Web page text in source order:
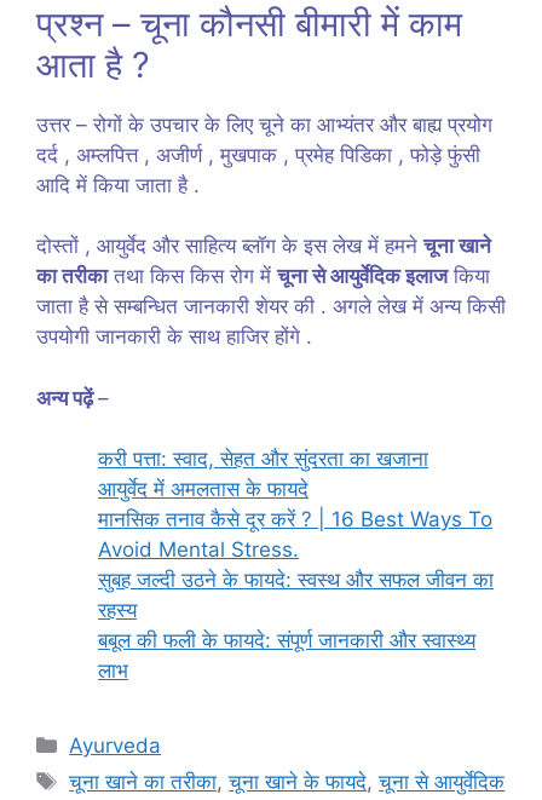
प्रश्न – चूना कौनसी बीमारी में काम
आता है ?
उत्तर – रोगों के उपचार के लिए चूने का आभ्यंतर और बाह्य प्रयोग
दर्द , अम्लपित्त , अजीर्ण , मुखपाक , प्रमेह पिडिका , फोड़े फुंसी
आदि में किया जाता है .
दोस्तों , आयुर्वेद और साहित्य ब्लॉग के इस लेख में हमनेचूना खाने
का तरीकातथा किस किस रोग मेंचूना से आयुर्वेदिक इलाजकिया
जाता है से सम्बन्धित जानकारी शेयर की . अगले लेख में अन्य किसी
उपयोगी जानकारी के साथ हाजिर होंगे .
अन्य पढ़ें–
करी पत्ता: स्वाद, सेहत और सुंदरता का खजाना
आयुर्वेद में अमलतास के फायदे
मानसिक तनाव कैसे दूर करें ? | 16 Best Ways To
Avoid Mental Stress.
सुबह जल्दी उठने के फायदे: स्वस्थ और सफल जीवन का
रहस्य
बबूल की फली के फायदे: संपूर्ण जानकारी और स्वास्थ्य
लाभ
Categories
Ayurveda
Tags
चूना खाने का तरीका,चूना खाने के फायदे,चूना से आयुर्वेदिक